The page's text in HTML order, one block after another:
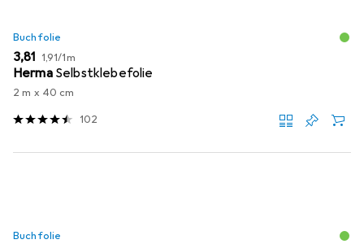
Buchfolie
EUR
3,81 EUR
1,91/1m
Herma Selbstklebefolie
2 m x 40 cm
102
Buchfolie